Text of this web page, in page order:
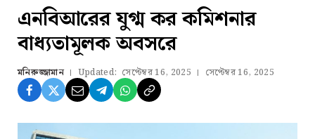
এনবিআরের যুগ্ম কর কমিশনার
বাধ্যতামূলক অবসরে
মনিরুজ্জামান Updated: সেপ্টেম্বর 16, 2025 সেপ্টেম্বর 16, 2025